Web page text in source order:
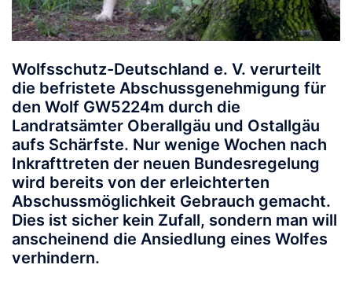
Wolfsschutz-Deutschland e. V. verurteilt
die befristete Abschussgenehmigung für
den Wolf GW5224m durch die
Landratsämter Oberallgäu und Ostallgäu
aufs Schärfste. Nur wenige Wochen nach
Inkrafttreten der neuen Bundesregelung
wird bereits von der erleichterten
Abschussmöglichkeit Gebrauch gemacht.
Dies ist sicher kein Zufall, sondern man will
anscheinend die Ansiedlung eines Wolfes
verhindern.